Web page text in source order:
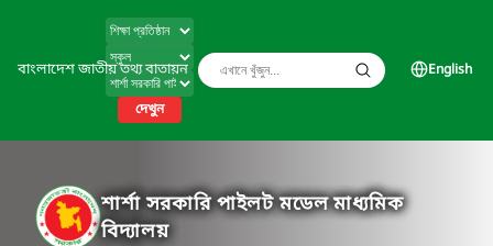
বাংলাদেশ জাতীয় তথ্য বাতায়ন
দেখুন
English
শার্শা সরকারি পাইলট মডেল মাধ্যমিক
বিদ্যালয়